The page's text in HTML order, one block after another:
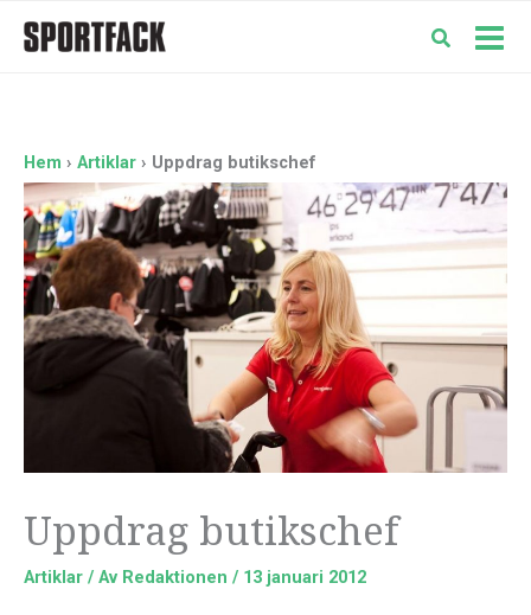
Hem Artiklar Uppdrag butikschef
Uppdrag butikschef
Artiklar / Av Redaktionen / 13 januari 2012